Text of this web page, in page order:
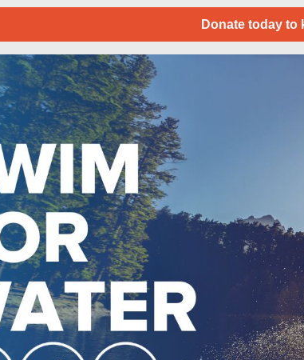
Donate today to